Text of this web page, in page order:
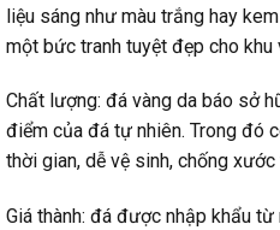
liệu sáng như màu trắng hay
một bức tranh tuyệt đẹp cho khu
Chất lượng: đá vàng da báo sở
điểm của đá tự nhiên. Trong đó
thời gian, dễ vệ sinh, chống
Giá thành: đá được nhập khẩu